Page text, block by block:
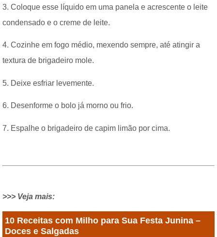
3. Coloque esse líquido em uma panela e acrescente o leite
condensado e o creme de leite.
4. Cozinhe em fogo médio, mexendo sempre, até atingir a
textura de brigadeiro mole.
5. Deixe esfriar levemente.
6. Desenforme o bolo já morno ou frio.
7. Espalhe o brigadeiro de capim limão por cima.
>>> Veja mais:
10 Receitas com Milho para Sua Festa Junina –
Doces e Salgadas